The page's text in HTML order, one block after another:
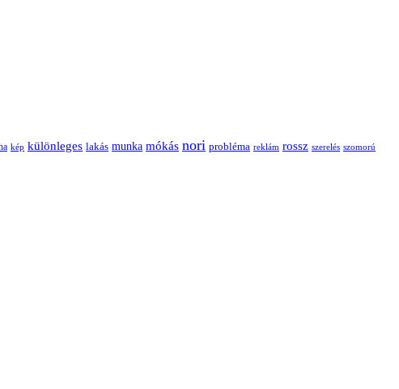
kép különleges lakás munka mókás nori probléma reklám rossz szerelés szomorú